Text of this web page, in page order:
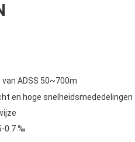
ADSS 50~700m
en hoge snelheidsmededelingen
0.7 ‰